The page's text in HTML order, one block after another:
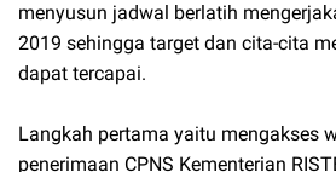
menyusun jadwal berlatih
2019 sehingga target dan cita-cita
dapat tercapai.
Langkah pertama yaitu mengakses
penerimaan CPNS Kementerian